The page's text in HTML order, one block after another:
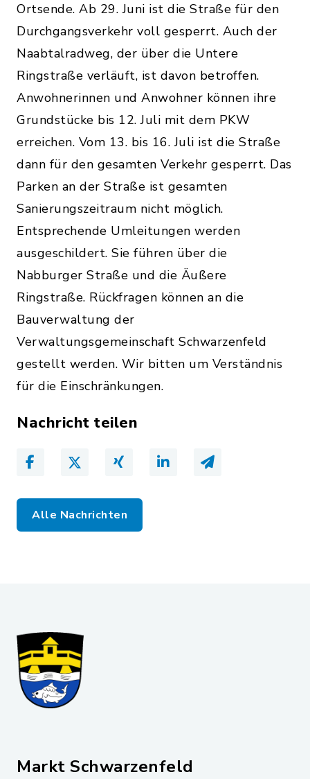
Ortsende. Ab 29. Juni ist die Straße für den
Durchgangsverkehr voll gesperrt. Auch der
Naabtalradweg, der über die Untere
Ringstraße verläuft, ist davon betroffen.
Anwohnerinnen und Anwohner können ihre
Grundstücke bis 12. Juli mit dem PKW
erreichen. Vom 13. bis 16. Juli ist die Straße
dann für den gesamten Verkehr gesperrt. Das
Parken an der Straße ist gesamten
Sanierungszeitraum nicht möglich.
Entsprechende Umleitungen werden
ausgeschildert. Sie führen über die
Nabburger Straße und die Äußere
Ringstraße. Rückfragen können an die
Bauverwaltung der
Verwaltungsgemeinschaft Schwarzenfeld
gestellt werden. Wir bitten um Verständnis
für die Einschränkungen.
Nachricht teilen
Alle Nachrichten
Markt Schwarzenfeld